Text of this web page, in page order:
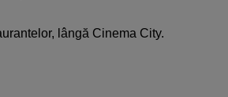
lângă Cinema City.